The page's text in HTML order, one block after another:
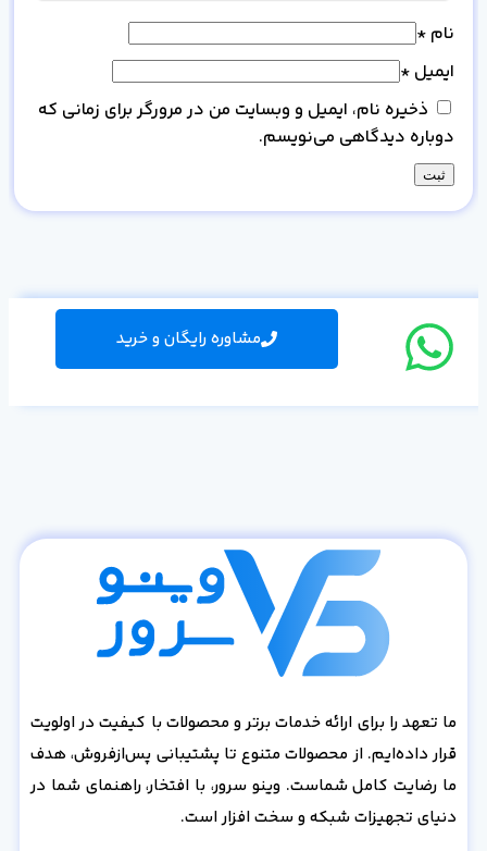
نام *
ایمیل *
ذخیره نام، ایمیل و وبسایت من در مرورگر برای زمانی که
دوباره دیدگاهی می‌نویسم.
مشاوره رایگان و خرید
ما تعهد را برای ارائه خدمات برتر و محصولات با کیفیت در اولویت
قرار داده‌ایم. از محصولات متنوع تا پشتیبانی پس‌از‌فروش، هدف
ما رضایت کامل شماست. وینو سرور، با افتخار، راهنمای شما در
دنیای تجهیزات شبکه و سخت افزار است.